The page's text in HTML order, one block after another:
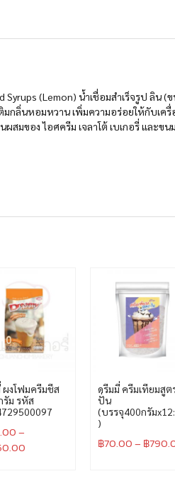
(Lemon) น้ำเชื่อมสำเร็จรูป ลิน (
กลิ่นหอมหวาน เพิ่มความอร่อยให้กับเค
สมของ ไอศครีม เจลาโต้ เบเกอรี่ และข
ผงโฟมครีมชีส
รัม รหัส
–
ดรีมมี่ ครีมเทียมสูต
ปั่น
(บรรจุ400กรัม
)
฿70.00– ฿